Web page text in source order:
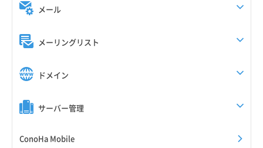
メール
メーリングリスト
ドメイン
サーバー管理
ConoHa Mobile